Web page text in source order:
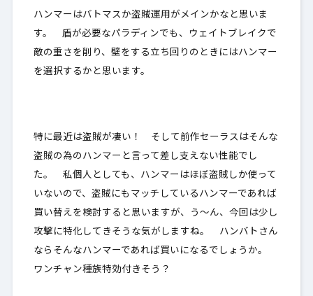
ハンマーはバトマスか盗賊運用がメインかなと思いま
す。 盾が必要なパラディンでも、ウェイトブレイクで
敵の重さを削り、壁をする立ち回りのときにはハンマー
を選択するかと思います。
特に最近は盗賊が凄い！ そして前作セーラスはそんな
盗賊の為のハンマーと言って差し支えない性能でし
た。 私個人としても、ハンマーはほぼ盗賊しか使って
いないので、盗賊にもマッチしているハンマーであれば
買い替えを検討すると思いますが、う～ん、今回は少し
攻撃に特化してきそうな気がしますね。 ハンバトさん
ならそんなハンマーであれば買いになるでしょうか。
ワンチャン種族特効付きそう？